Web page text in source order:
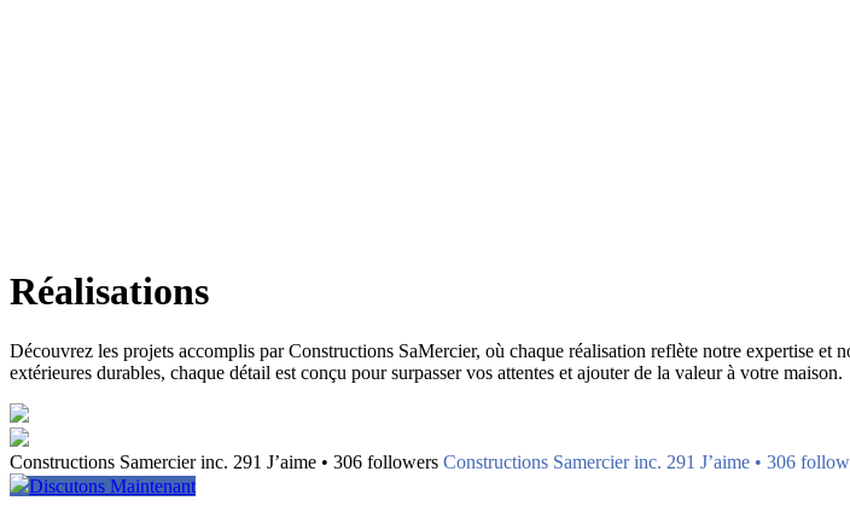
Réalisations
Découvrez les projets accomplis par Constructions SaMercier, où chaque réalisation reflète notre expertise
extérieures durables, chaque détail est conçu pour surpasser vos attentes et ajouter de la valeur à votre maison.
Constructions Samercier inc. 291 J’aime • 306 followers Constructions Samercier inc. 291 J’aime • 306
Discutons Maintenant